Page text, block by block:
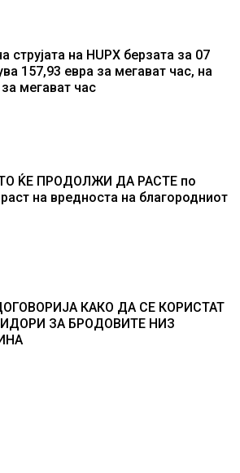
струјата на HUPX берзата за 07
157,93 евра за мегават час, на
мегават час
ЌЕ ПРОДОЛЖИ ДА РАСТЕ по
на вредноста на благородниот
КАКО ДА СЕ КОРИСТАТ
ЗА БРОДОВИТЕ НИЗ